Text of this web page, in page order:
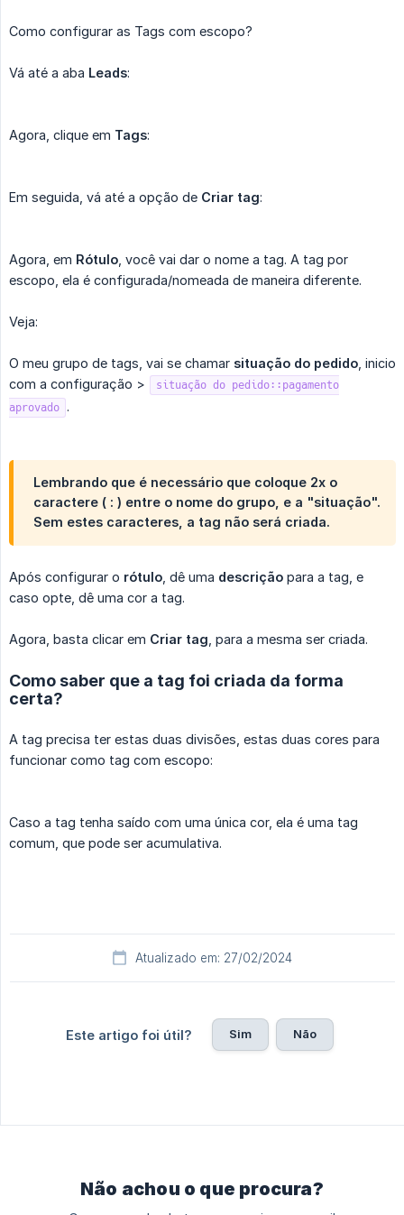
Como configurar as Tags com escopo?
Vá até a aba Leads:
Agora, clique em Tags:
Em seguida, vá até a opção de Criar tag:
Agora, em Rótulo , você vai dar o nome a tag. A tag por
escopo, ela é configurada/nomeada de maneira diferente.
Veja:
O meu grupo de tags, vai se chamar situação do pedido , inicio
com a configuração >
situação do pedido::pagamento
aprovado .
Lembrando que é necessário que coloque 2x o
caractere ( : ) entre o nome do grupo, e a "situação".
Sem estes caracteres, a tag não será criada.
Após configurar o rótulo , dê uma descrição para a tag, e
caso opte, dê uma cor a tag.
Agora, basta clicar em Criar tag , para a mesma ser criada.
Como saber que a tag foi criada da forma
certa?
A tag precisa ter estas duas divisões, estas duas cores para
funcionar como tag com escopo:
Caso a tag tenha saído com uma única cor, ela é uma tag
comum, que pode ser acumulativa.
Atualizado em: 27/02/2024
Este artigo foi útil? Sim Não
Não achou o que procura?